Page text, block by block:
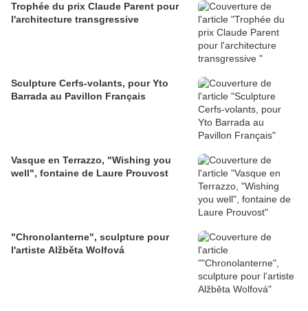
Trophée du prix Claude Parent pour
l'architecture transgressive
Sculpture Cerfs-volants, pour Yto
Barrada au Pavillon Français
Vasque en Terrazzo, "Wishing you
well", fontaine de Laure Prouvost
"Chronolanterne", sculpture pour
l'artiste Alžběta Wolfová